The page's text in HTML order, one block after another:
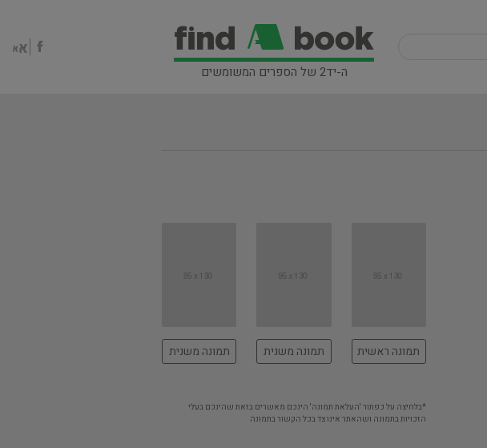
ה-יד2 של הספרים המשומשים
תמונה ראשית תמונה משנית תמונה משנית
*בלחיצה על כפתור 'העלאת תמונה' הינכם מאשרים בזאת שהינכם בעלי
הזכויות בתמונה ושהאתר אינו צד בכל הקשור בתמונה